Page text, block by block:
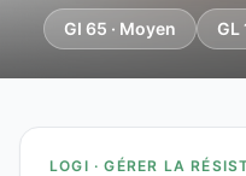
GI 65 · Moyen GL
LOGI · GÉRER LA